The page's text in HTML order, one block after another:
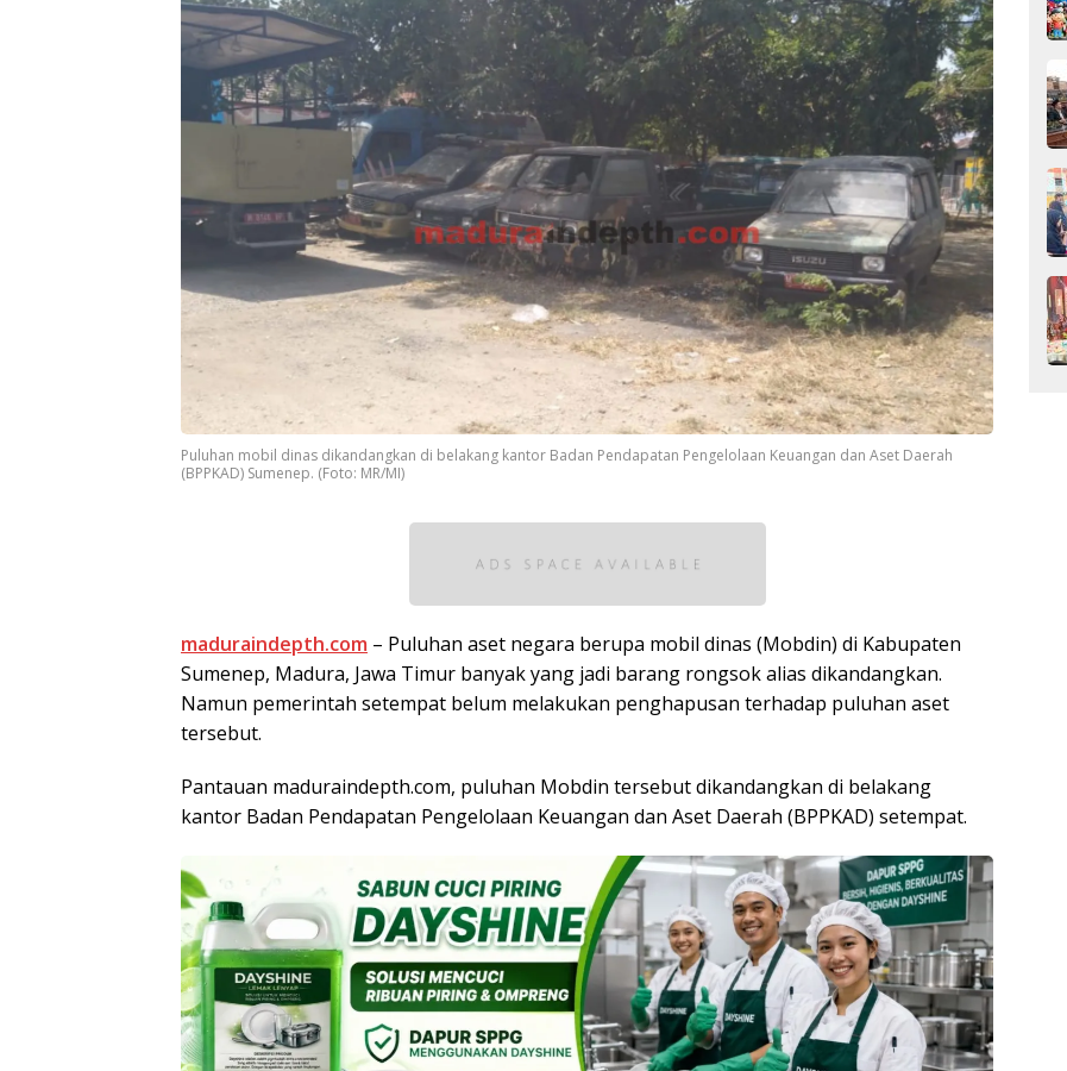
Puluhan mobil dinas dikandangkan di belakang kantor Badan Pendapatan Pengelolaan Keuangan dan Aset Daerah
(BPPKAD) Sumenep. (Foto: MR/MI)
maduraindepth.com – Puluhan aset negara berupa mobil dinas (Mobdin) di Kabupaten
Sumenep, Madura, Jawa Timur banyak yang jadi barang rongsok alias dikandangkan.
Namun pemerintah setempat belum melakukan penghapusan terhadap puluhan aset
tersebut.
Pantauan maduraindepth.com, puluhan Mobdin tersebut dikandangkan di belakang
kantor Badan Pendapatan Pengelolaan Keuangan dan Aset Daerah (BPPKAD) setempat.